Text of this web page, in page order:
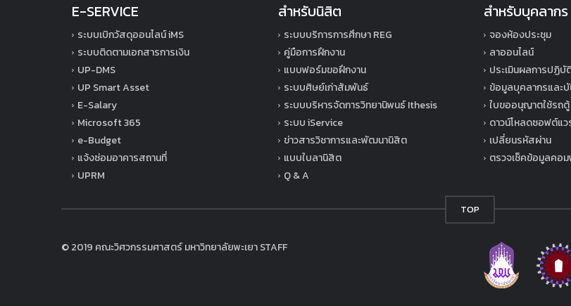
E-SERVICE
ระบบเบิกวัสดุออนไลน์ iMS
ระบบติดตามเอกสารการเงิน
UP-DMS
UP Smart Asset
E-Salary
Microsoft 365
e-Budget
แจ้งซ่อมอาคารสถานที่
UPRM
สำหรับนิสิต
ระบบบริการการศึกษา REG
คู่มือการฝึกงาน
แบบฟอร์มขอฝึกงาน
ระบบศิษย์เก่าสัมพันธ์
ระบบบริหารจัดการวิทยานิพนธ์ Ithesis
ระบบ iService
ข่าวสารวิชาการและพัฒนานิสิต
แบบใบลานิสิต
Q & A
สำหรับบุคลากร
จองห้องประชุม
ลาออนไลน์
ประเมินผลการปฏิบั
ข้อมูลบุคลากรและ
ใบขออนุญาตใช้รถตู้
ดาวน์โหลดซอฟต์แ
เปลี่ยนรหัสผ่าน
ตรวจเช็คข้อมูลคอ
TOP
© 2019 คณะวิศวกรรมศาสตร์ มหาวิทยาลัยพะเยาSTAFF